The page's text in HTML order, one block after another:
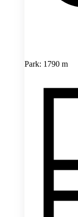
Park: 1790 m